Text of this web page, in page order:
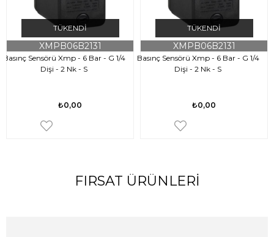
TÜKENDI
Basınç Sensörü Xmp - 6 Bar - G 1/4
Dişi - 2 Nk - S
XMPB06B2131
₺0,00
TÜKENDI
Basınç Sensörü Xmp - 6 Bar - G 1/4
Dişi - 2 Nk - S
XMPB06B2131
₺0,00
FIRSAT ÜRÜNLERI